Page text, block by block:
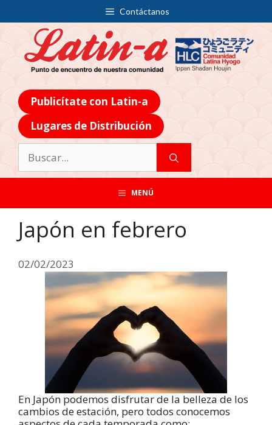
Contáctanos
Publicítate con Latin-a
Lugares de Distribución
MENÚ
Japón en febrero
02/02/2023
En Japón podemos disfrutar de la belleza de los
cambios de estación, pero todos conocemos